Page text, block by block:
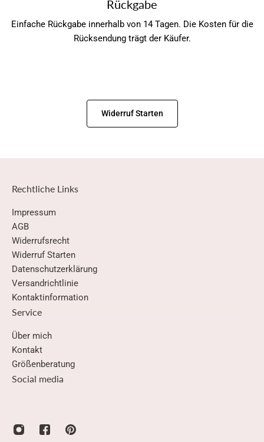
Rückgabe
Einfache Rückgabe innerhalb von 14 Tagen. Die Kosten für die
Rücksendung trägt der Käufer.
Widerruf Starten
Rechtliche Links
Impressum
AGB
Widerrufsrecht
Widerruf Starten
Datenschutzerklärung
Versandrichtlinie
Kontaktinformation
Service
Über mich
Kontakt
Größenberatung
Social media